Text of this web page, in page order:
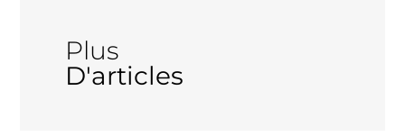
Plus
D'articles